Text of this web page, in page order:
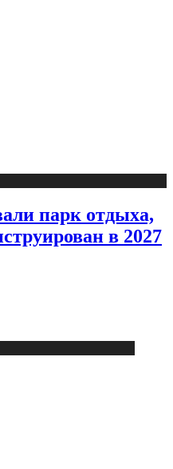
парк отдыха,
в 2027